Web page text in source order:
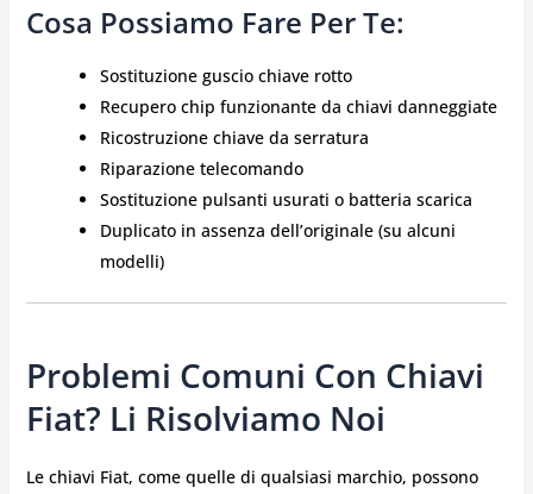
Cosa Possiamo Fare Per Te:
Sostituzione guscio chiave rotto
Recupero chip funzionante da chiavi danneggiate
Ricostruzione chiave da serratura
Riparazione telecomando
Sostituzione pulsanti usurati o batteria scarica
Duplicato in assenza dell’originale (su alcuni
modelli)
Problemi Comuni Con Chiavi
Fiat? Li Risolviamo Noi
Le chiavi Fiat, come quelle di qualsiasi marchio, possono